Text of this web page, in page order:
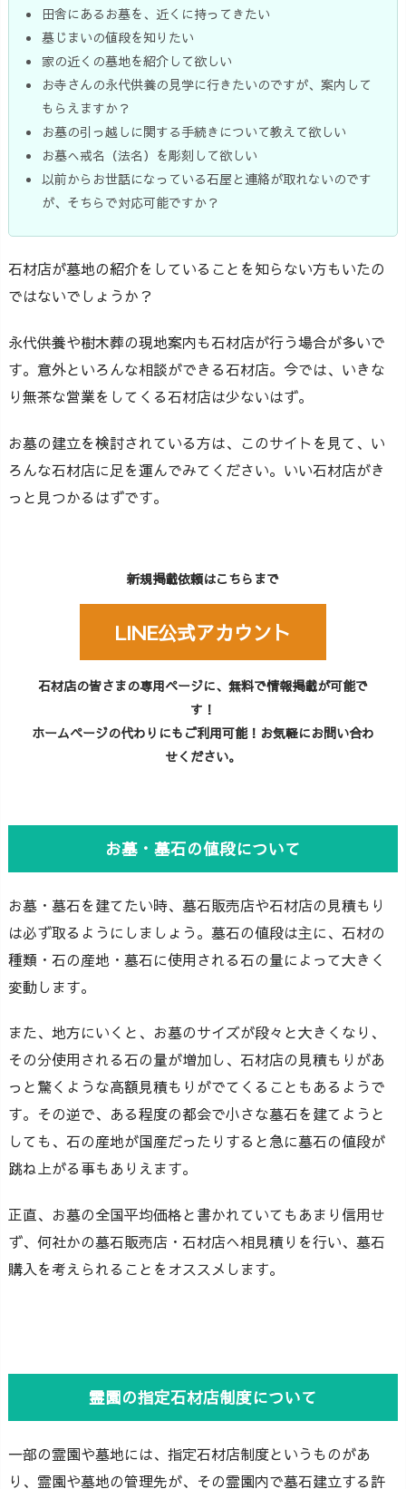
田舎にあるお墓を、近くに持ってきたい
墓じまいの値段を知りたい
家の近くの墓地を紹介して欲しい
お寺さんの永代供養の見学に行きたいのですが、案内して
もらえますか？
お墓の引っ越しに関する手続きについて教えて欲しい
お墓へ戒名（法名）を彫刻して欲しい
以前からお世話になっている石屋と連絡が取れないのです
が、そちらで対応可能ですか？
石材店が墓地の紹介をしていることを知らない方もいたの
ではないでしょうか？
永代供養や樹木葬の現地案内も石材店が行う場合が多いで
す。意外といろんな相談ができる石材店。今では、いきな
り無茶な営業をしてくる石材店は少ないはず。
お墓の建立を検討されている方は、このサイトを見て、い
ろんな石材店に足を運んでみてください。いい石材店がき
っと見つかるはずです。
新規掲載依頼はこちらまで
LINE公式アカウント
石材店の皆さまの専用ページに、無料で情報掲載が可能で
す！
ホームページの代わりにもご利用可能！お気軽にお問い合わ
せください。
お墓・墓石の値段について
お墓・墓石を建てたい時、墓石販売店や石材店の見積もり
は必ず取るようにしましょう。墓石の値段は主に、石材の
種類・石の産地・墓石に使用される石の量によって大きく
変動します。
また、地方にいくと、お墓のサイズが段々と大きくなり、
その分使用される石の量が増加し、石材店の見積もりがあ
っと驚くような高額見積もりがでてくることもあるようで
す。その逆で、ある程度の都会で小さな墓石を建てようと
しても、石の産地が国産だったりすると急に墓石の値段が
跳ね上がる事もありえます。
正直、お墓の全国平均価格と書かれていてもあまり信用せ
ず、何社かの墓石販売店・石材店へ相見積りを行い、墓石
購入を考えられることをオススメします。
霊園の指定石材店制度について
一部の霊園や墓地には、指定石材店制度というものがあ
り、霊園や墓地の管理先が、その霊園内で墓石建立する許